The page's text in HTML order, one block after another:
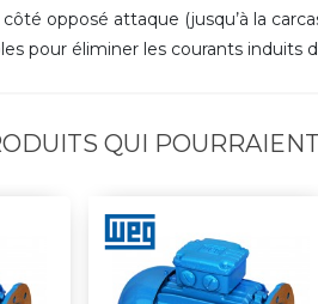
opposé attaque (jusqu’à la
pour éliminer les courants induits
QUI